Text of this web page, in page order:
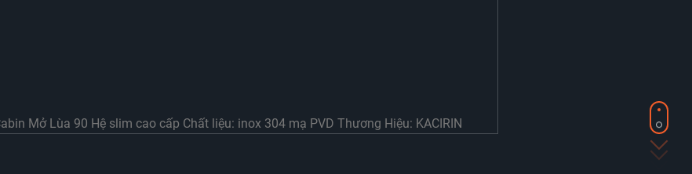
Mở Lùa 90 Hệ slim cao cấp Chất liệu: inox 304 mạ PVD Thương Hiệu: KACIRIN